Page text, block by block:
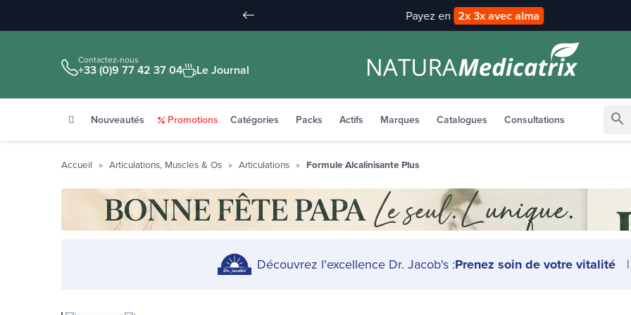
Payez en 2x 3x avec alma
Contactez-nous
+33 (0)9 77 42 37 04 Le Journal
Nouveautés Promotions Catégories Packs Actifs Marques Catalogues Consultations search
Accueil Articulations, Muscles & Os Articulations Formule Alcalinisante Plus
Découvrez l'excellence Dr. Jacob's :Prenez soin de votre vitalité |